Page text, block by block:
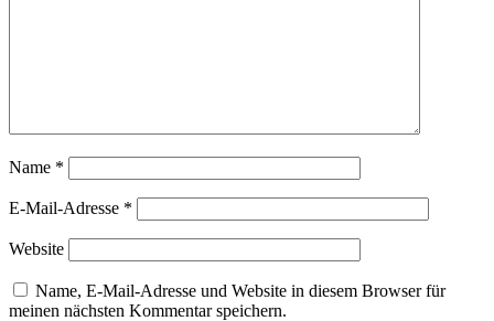
Name *
E-Mail-Adresse *
Website
Name, E-Mail-Adresse und Website in diesem Browser für
meinen nächsten Kommentar speichern.